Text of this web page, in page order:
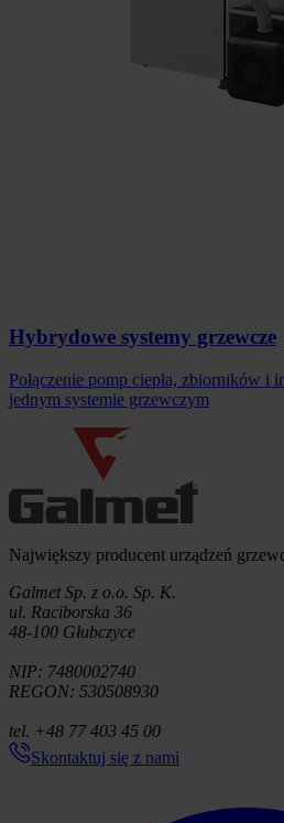
Hybrydowe systemy grzewcze
Połączenie pomp ciepła, zbiorników i
jednym systemie grzewczym
Informacje o firmie
Największy producent urządzeń
Galmet Sp. z o.o. Sp. K.
ul. Raciborska 36
48-100 Głubczyce
NIP: 7480002740
REGON: 530508930
tel. +48 77 403 45 00
Skontaktuj się z nami